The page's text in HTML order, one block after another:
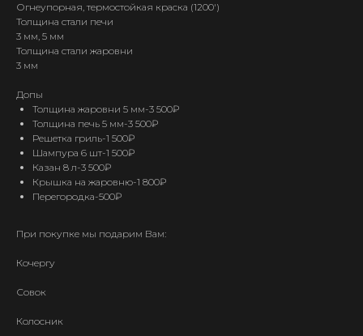
Огнеупорная, термостойкая краска (1200')
Толщина стали печи
3 мм, 5 мм
Толщина стали жаровни
3 мм
Допы
Толщина жаровни 5 мм-3 500₽
Толщина печь 5 мм-3 500₽
Решетка гриль-1 500₽
Шампура 6 шт-1 500₽
Казан 8 л-3 500₽
Крышка на жаровню-1 800₽
Перегородка-500₽
При покупке мы подарим Вам:
Кочергу
Совок
Колосник